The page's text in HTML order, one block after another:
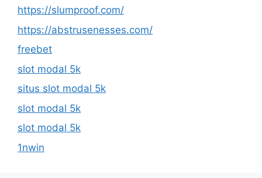
https://slumproof.com/
https://abstrusenesses.com/
freebet
slot modal 5k
situs slot modal 5k
slot modal 5k
slot modal 5k
1nwin